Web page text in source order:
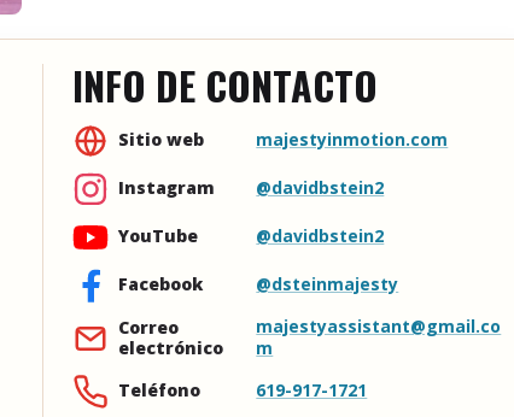
INFO DE CONTACTO
Sitio web majestyinmotion.com
Instagram @davidbstein2
YouTube @davidbstein2
Facebook
@dsteinmajesty
Correo
electrónico
majestyassistant@gmail.co
m
Teléfono
619-917-1721